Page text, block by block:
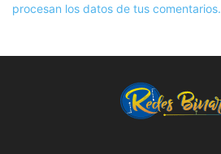
procesan los datos de tus comentarios.